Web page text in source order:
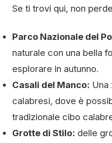
Se ti trovi qui, non
Parco Nazionale del
naturale con una bella
esplorare in autunno.
Casali del Manco:
calabresi, dove è
tradizionale cibo
Grotte di Stilo: delle